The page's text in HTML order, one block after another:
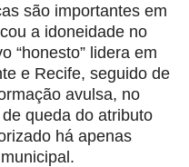
são importantes em
a idoneidade no
“honesto” lidera em
e Recife, seguido de
avulsa, no
queda do atributo
há apenas